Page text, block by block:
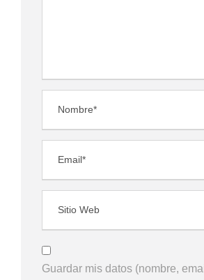
Guardar mis datos (nombre,